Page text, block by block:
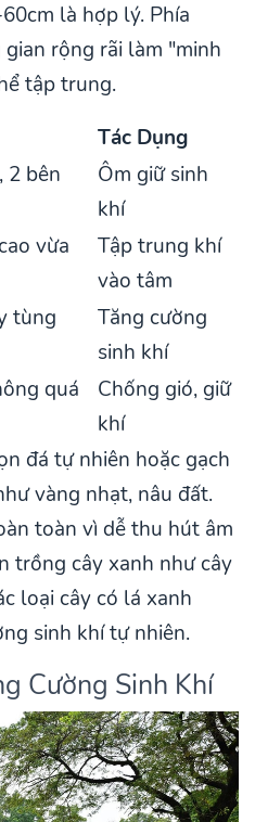
là hợp lý. Phía
rộng rãi làm "minh
tập trung.
Tác Dụng
2 bên
Ôm giữ sinh
khí
vừa
Tập trung khí
vào tâm
tùng
Tăng cường
sinh khí
quá
Chống gió, giữ
khí
đá tự nhiên hoặc gạch
vàng nhạt, nâu đất.
toàn vì dễ thu hút âm
trồng cây xanh như cây
loại cây có lá xanh
sinh khí tự nhiên.
Cường Sinh Khí